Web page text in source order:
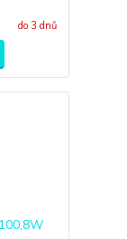
do 3 dnů